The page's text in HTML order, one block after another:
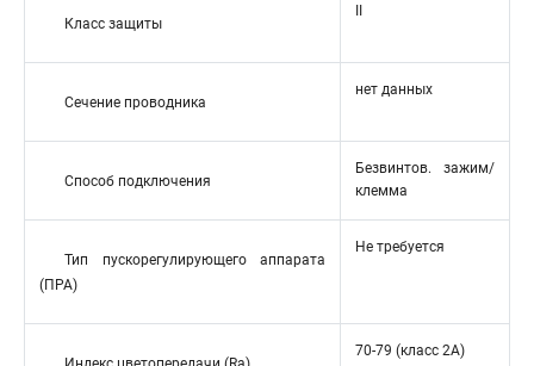
Класс защиты
Сечение проводника
нет данных
Способ подключения
Безвинтов. зажим/
клемма
Тип пускорегулирующего аппарата
(ПРА)
Не требуется
70-79 (класс 2A)